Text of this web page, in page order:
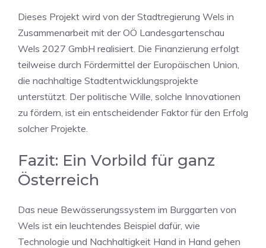
Dieses Projekt wird von der Stadtregierung Wels in
Zusammenarbeit mit der OÖ Landesgartenschau
Wels 2027 GmbH realisiert. Die Finanzierung erfolgt
teilweise durch Fördermittel der Europäischen Union,
die nachhaltige Stadtentwicklungsprojekte
unterstützt. Der politische Wille, solche Innovationen
zu fördern, ist ein entscheidender Faktor für den Erfolg
solcher Projekte.
Fazit: Ein Vorbild für ganz
Österreich
Das neue Bewässerungssystem im Burggarten von
Wels ist ein leuchtendes Beispiel dafür, wie
Technologie und Nachhaltigkeit Hand in Hand gehen